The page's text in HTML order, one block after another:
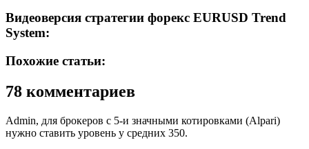
Видеоверсия стратегии форекс EURUSD Trend
System:
Похожие статьи:
78 комментариев
Admin, для брокеров с 5-и значными котировками (Alpari)
нужно ставить уровень у средних 350.